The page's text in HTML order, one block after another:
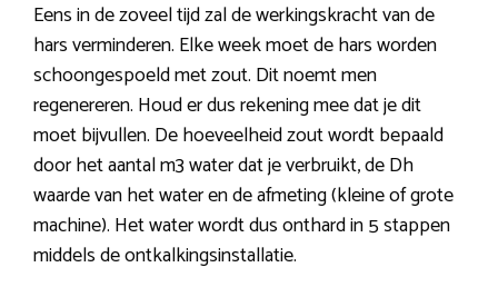
Eens in de zoveel tijd zal de werkingskracht van de
hars verminderen. Elke week moet de hars worden
schoongespoeld met zout. Dit noemt men
regenereren. Houd er dus rekening mee dat je dit
moet bijvullen. De hoeveelheid zout wordt bepaald
door het aantal m3 water dat je verbruikt, de Dh
waarde van het water en de afmeting (kleine of grote
machine). Het water wordt dus onthard in 5 stappen
middels de ontkalkingsinstallatie.